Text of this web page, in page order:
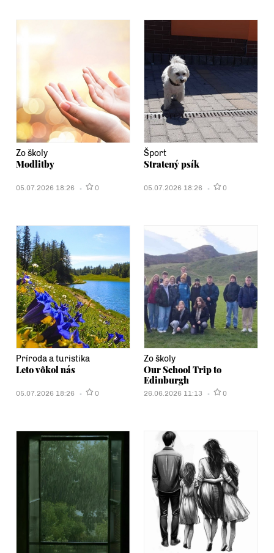
Zo školy
Modlitby
05.07.2026 18:26 0
Šport
Stratený psík
05.07.2026 18:26 0
Príroda a turistika
Leto vôkol nás
05.07.2026 18:26 0
Zo školy
Our School Trip to
Edinburgh
26.06.2026 11:13 0